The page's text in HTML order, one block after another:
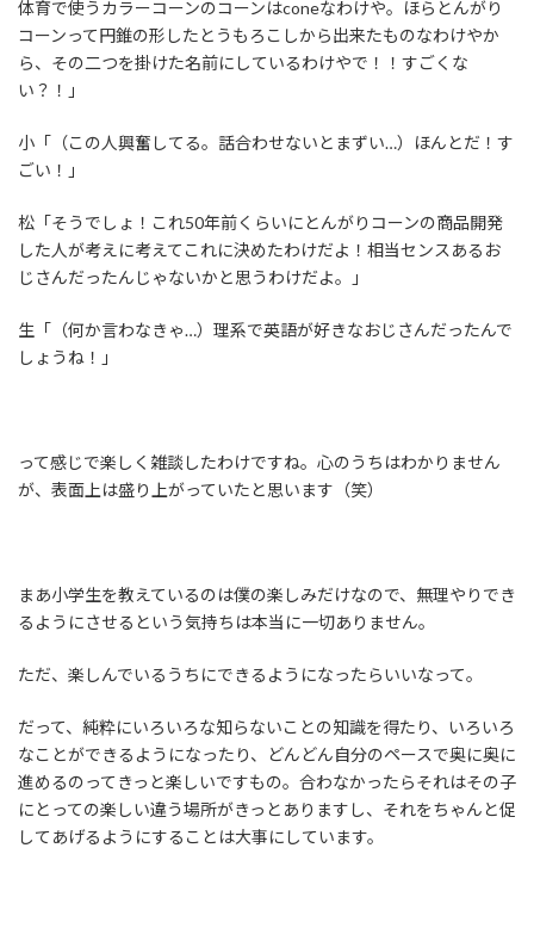
体育で使うカラーコーンのコーンはconeなわけや。ほらとんがり
コーンって円錐の形したとうもろこしから出来たものなわけやか
ら、その二つを掛けた名前にしているわけやで！！すごくな
い？！」
小「（この人興奮してる。話合わせないとまずい…）ほんとだ！す
ごい！」
松「そうでしょ！これ50年前くらいにとんがりコーンの商品開発
した人が考えに考えてこれに決めたわけだよ！相当センスあるお
じさんだったんじゃないかと思うわけだよ。」
生「（何か言わなきゃ…）理系で英語が好きなおじさんだったんで
しょうね！」
って感じで楽しく雑談したわけですね。心のうちはわかりません
が、表面上は盛り上がっていたと思います（笑）
まあ小学生を教えているのは僕の楽しみだけなので、無理やりでき
るようにさせるという気持ちは本当に一切ありません。
ただ、楽しんでいるうちにできるようになったらいいなって。
だって、純粋にいろいろな知らないことの知識を得たり、いろいろ
なことができるようになったり、どんどん自分のペースで奥に奥に
進めるのってきっと楽しいですもの。合わなかったらそれはその子
にとっての楽しい違う場所がきっとありますし、それをちゃんと促
してあげるようにすることは大事にしています。